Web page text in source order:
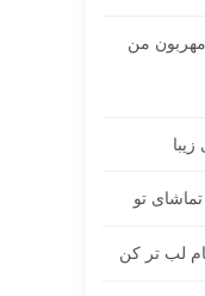
مهربون من
تماشای تو
لب تر کن